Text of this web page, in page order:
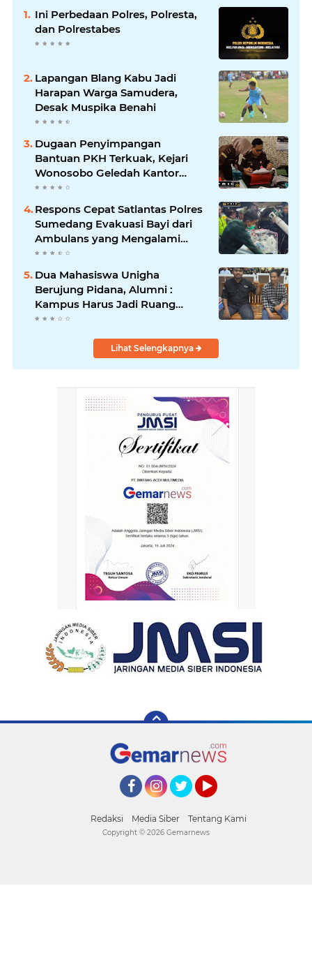
Ini Perbedaan Polres, Polresta,
dan Polrestabes
Lapangan Blang Kabu Jadi
Harapan Warga Samudera,
Desak Muspika Benahi
Dugaan Penyimpangan
Bantuan PKH Terkuak, Kejari
Wonosobo Geledah Kantor
Dinas Sosial.
Respons Cepat Satlantas Polres
Sumedang Evakuasi Bayi dari
Ambulans yang Mengalami
Kecelakaan.
Dua Mahasiswa Unigha
Berujung Pidana, Alumni :
Kampus Harus Jadi Ruang
Dialog Bukan Ruang Hakimi
Lihat Selengkapnya
Redaksi Media Siber Tentang Kami
Copyright © 2026 Gemarnews